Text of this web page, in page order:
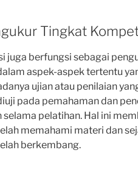
Tingkat
juga berfungsi sebagai
aspek-aspek tertentu
ujian atau penilaian
pada pemahaman dan
selama pelatihan. Hal ini
memahami materi dan
berkembang.